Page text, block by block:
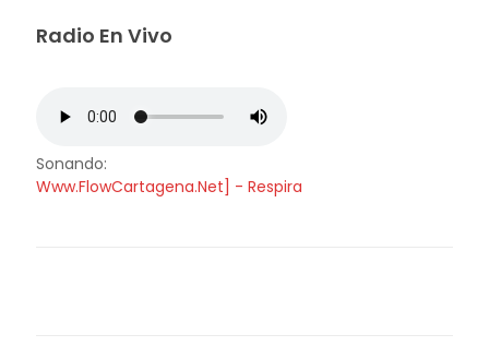
Radio En Vivo
Sonando:
Www.FlowCartagena.Net] - Respira